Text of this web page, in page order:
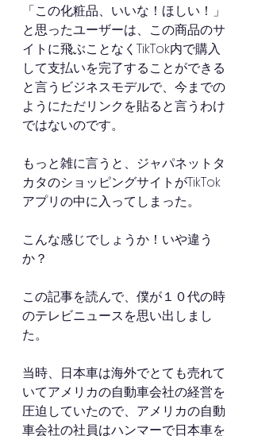
「この化粧品、いいな！ほしい！」
と思ったユーザーは、この商品のサ
イトに飛ぶことなくTikTok内で購入
して支払いを完了することができる
と言うビジネスモデルで、今までの
ようにただリンクを貼ると言うわけ
ではないのです。
もっと雑に言うと、ジャパネットタ
カタのショッピングサイトがTikTok
アプリの中に入ってしまった。
こんな感じでしょうか！いや違う
か？
この記事を読んで、僕が１０代の時
のテレビニュースを思い出しまし
た。
当時、日本車は海外でとても売れて
いてアメリカの自動車会社の経営を
圧迫していたので、アメリカの自動
車会社の社員はハンマーで日本車を